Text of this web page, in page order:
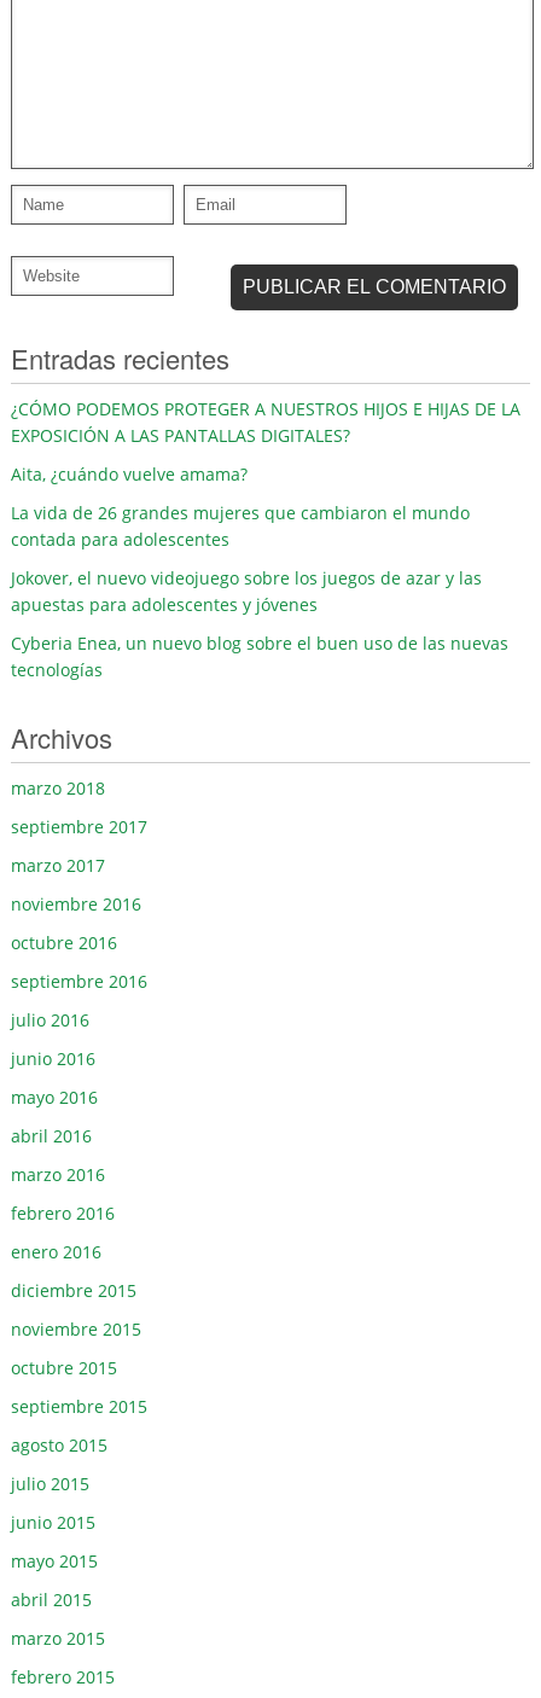
Entradas recientes
¿CÓMO PODEMOS PROTEGER A NUESTROS HIJOS E HIJAS DE LA
EXPOSICIÓN A LAS PANTALLAS DIGITALES?
Aita, ¿cuándo vuelve amama?
La vida de 26 grandes mujeres que cambiaron el mundo
contada para adolescentes
Jokover, el nuevo videojuego sobre los juegos de azar y las
apuestas para adolescentes y jóvenes
Cyberia Enea, un nuevo blog sobre el buen uso de las nuevas
tecnologías
Archivos
marzo 2018
septiembre 2017
marzo 2017
noviembre 2016
octubre 2016
septiembre 2016
julio 2016
junio 2016
mayo 2016
abril 2016
marzo 2016
febrero 2016
enero 2016
diciembre 2015
noviembre 2015
octubre 2015
septiembre 2015
agosto 2015
julio 2015
junio 2015
mayo 2015
abril 2015
marzo 2015
febrero 2015